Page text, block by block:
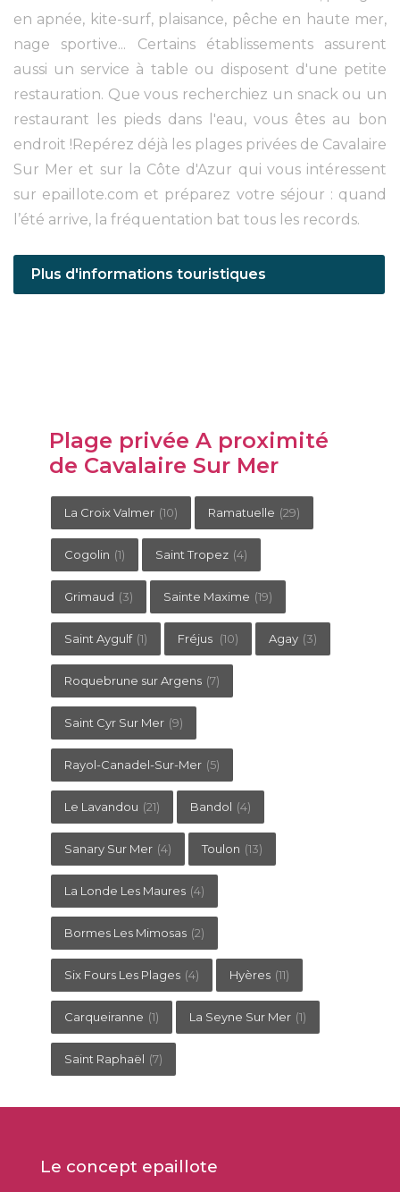
en apnée, kite-surf, plaisance, pêche en haute mer,
nage sportive... Certains établissements assurent
aussi un service à table ou disposent d'une petite
restauration. Que vous recherchiez un snack ou un
restaurant les pieds dans l'eau, vous êtes au bon
endroit !Repérez déjà les plages privées de Cavalaire
Sur Mer et sur la Côte d'Azur qui vous intéressent
sur epaillote.com et préparez votre séjour : quand
l’été arrive, la fréquentation bat tous les records.
Plus d'informations touristiques
Plage privée A proximité
de Cavalaire Sur Mer
La Croix Valmer (10) Ramatuelle (29)
Cogolin (1) Saint Tropez (4)
Grimaud (3) Sainte Maxime (19)
Saint Aygulf (1) Fréjus (10) Agay (3)
Roquebrune sur Argens (7)
Saint Cyr Sur Mer (9)
Rayol-Canadel-Sur-Mer (5)
Le Lavandou (21) Bandol (4)
Sanary Sur Mer (4) Toulon (13)
La Londe Les Maures (4)
Bormes Les Mimosas (2)
Six Fours Les Plages (4) Hyères (11)
Carqueiranne (1) La Seyne Sur Mer (1)
Saint Raphaël (7)
Le concept epaillote